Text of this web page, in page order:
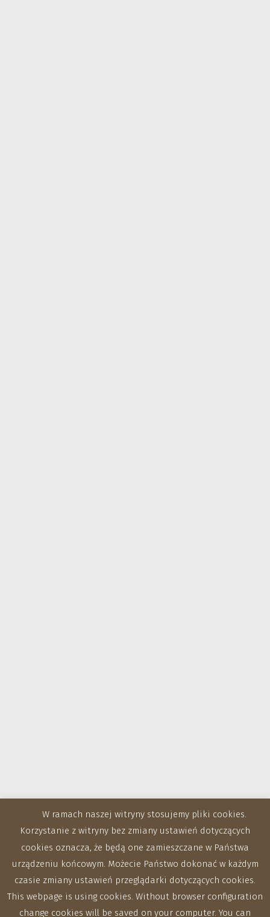
W ramach naszej witryny stosujemy pliki cookies.
Korzystanie z witryny bez zmiany ustawień dotyczących
cookies oznacza, że będą one zamieszczane w Państwa
urządzeniu końcowym. Możecie Państwo dokonać w każdym
czasie zmiany ustawień przeglądarki dotyczących cookies.
This webpage is using cookies. Without browser configuration
change cookies will be saved on your computer. You can